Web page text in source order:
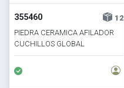
355460
12
PIEDRA CERAMICA AFILADOR
CUCHILLOS GLOBAL